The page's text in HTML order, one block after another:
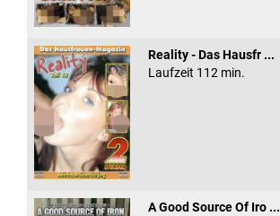
Reality - Das Hausfr ...
Laufzeit 112 min.
A Good Source Of Iro ...